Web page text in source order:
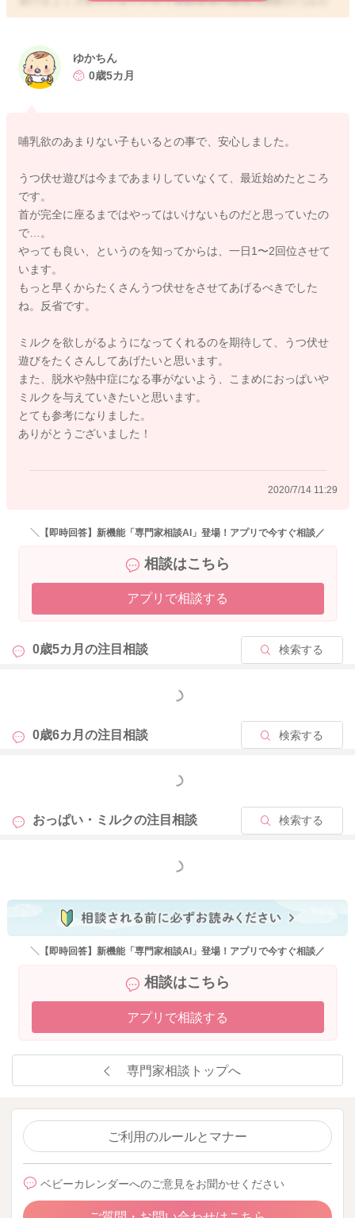
さで獲得していくと言われています。なので、床の上でたくさ
お腹もその分もっと減ってくるようになって、欲しがり方も変
わるようになるかもしれません。
ゆかちん
0歳5カ月
哺乳欲のあまりない子もいるとの事で、安心しました。
うつ伏せ遊びは今まであまりしていなくて、最近始めたところ
です。
首が完全に座るまではやってはいけないものだと思っていたの
で…。
やっても良い、というのを知ってからは、一日1〜2回位させて
います。
もっと早くからたくさんうつ伏せをさせてあげるべきでした
ね。反省です。
ミルクを欲しがるようになってくれるのを期待して、うつ伏せ
遊びをたくさんしてあげたいと思います。
また、脱水や熱中症になる事がないよう、こまめにおっぱいや
ミルクを与えていきたいと思います。
とても参考になりました。
ありがとうございました！
2020/7/14 11:29
＼【即時回答】新機能「専門家相談AI」登場！アプリで今すぐ相談／
相談はこちら
アプリで相談する
0歳5カ月の注目相談 検索する
もっと見る
0歳6カ月の注目相談 検索する
もっと見る
おっぱい・ミルクの注目相談 検索する
もっと見る
＼【即時回答】新機能「専門家相談AI」登場！アプリで今すぐ相談／
相談はこちら
アプリで相談する
専門家相談トップへ
ご利用のルールとマナー
ベビーカレンダーへのご意見をお聞かせください